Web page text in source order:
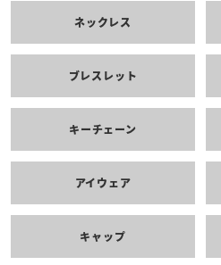
ネックレス
ブレスレット
キーチェーン
アイウェア
キャップ